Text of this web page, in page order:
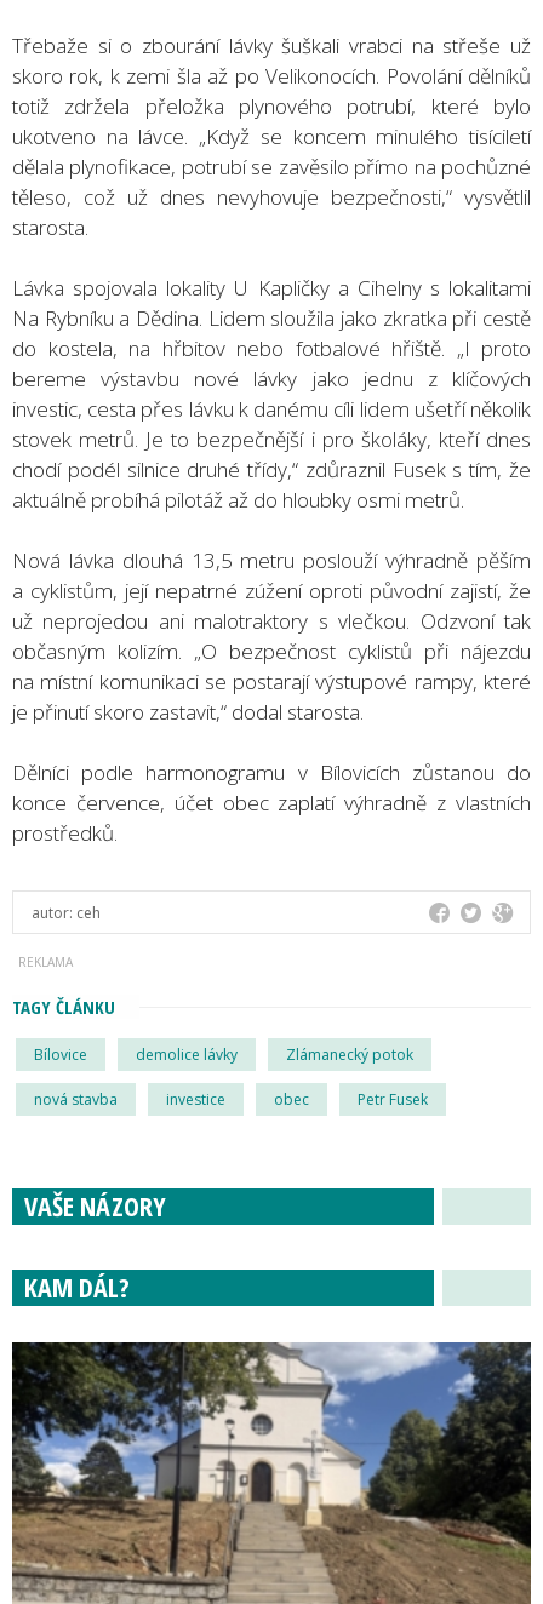
Třebaže si o zbourání lávky šuškali vrabci na střeše už
skoro rok, k zemi šla až po Velikonocích. Povolání dělníků
totiž zdržela přeložka plynového potrubí, které bylo
ukotveno na lávce. „Když se koncem minulého tisíciletí
dělala plynofikace, potrubí se zavěsilo přímo na pochůzné
těleso, což už dnes nevyhovuje bezpečnosti,“ vysvětlil
starosta.
Lávka spojovala lokality U Kapličky a Cihelny s lokalitami
Na Rybníku a Dědina. Lidem sloužila jako zkratka při cestě
do kostela, na hřbitov nebo fotbalové hřiště. „I proto
bereme výstavbu nové lávky jako jednu z klíčových
investic, cesta přes lávku k danému cíli lidem ušetří několik
stovek metrů. Je to bezpečnější i pro školáky, kteří dnes
chodí podél silnice druhé třídy,“ zdůraznil Fusek s tím, že
aktuálně probíhá pilotáž až do hloubky osmi metrů.
Nová lávka dlouhá 13,5 metru poslouží výhradně pěším
a cyklistům, její nepatrné zúžení oproti původní zajistí, že
už neprojedou ani malotraktory s vlečkou. Odzvoní tak
občasným kolizím. „O bezpečnost cyklistů při nájezdu
na místní komunikaci se postarají výstupové rampy, které
je přinutí skoro zastavit,“ dodal starosta.
Dělníci podle harmonogramu v Bílovicích zůstanou do
konce července, účet obec zaplatí výhradně z vlastních
prostředků.
autor: ceh
TAGY ČLÁNKU
Bílovice demolice lávky Zlámanecký potok
nová stavba investice obec Petr Fusek
VAŠE NÁZORY
KAM DÁL?